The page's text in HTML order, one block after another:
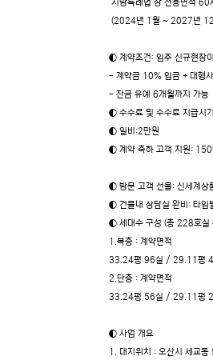
지방특례법 상 전용면적 60
(2024년 1월 ~ 2027년 12
◐ 계약조건: 입주 신규현장
- 계약금 10% 입금 + 대행
- 잔금 유예 6개월까지 가능
◐ 수수료 및 수수료 지급시
◐ 일비:2만원
◐ 계약 축하 고객 지원: 150
◐ 방문 고객 선물: 신세계상
◐ 건물내 상담실 완비: 타입
◐ 세대수 구성 (총 228호실
1.복층 : 계약면적
33.24평 96실 / 29.11평
2.단층 : 계약면적
33.24평 56실 / 29.11평
◐ 사업 개요
1. 대지위치 : 오산시 세교